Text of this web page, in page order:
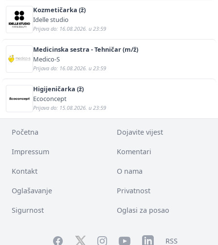
Kozmetičarka (ž)
Idelle studio
Prijava do: 16.08.2026. u 23:59
Medicinska sestra - Tehničar (m/ž)
Medico-S
Prijava do: 16.08.2026. u 23:59
Higijeničarka (ž)
Ecoconcept
Prijava do: 15.08.2026. u 23:59
Početna Dojavite vijest
Impressum Komentari
Kontakt O nama
Oglašavanje Privatnost
Sigurnost Oglasi za posao
FacebookTwitterInstagramYouTubeLinkedInRSS